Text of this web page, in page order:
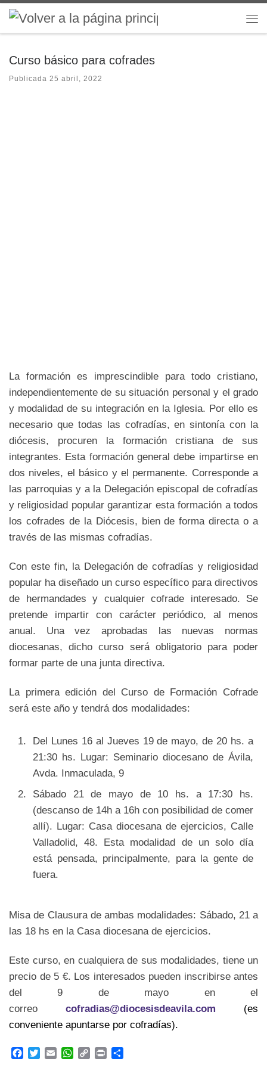
Saltar al contenido
Curso básico para cofrades
Publicada 25 abril, 2022
La formación es imprescindible para todo cristiano,
independientemente de su situación personal y el grado
y modalidad de su integración en la Iglesia. Por ello es
necesario que todas las cofradías, en sintonía con la
diócesis, procuren la formación cristiana de sus
integrantes. Esta formación general debe impartirse en
dos niveles, el básico y el permanente. Corresponde a
las parroquias y a la Delegación episcopal de cofradías
y religiosidad popular garantizar esta formación a todos
los cofrades de la Diócesis, bien de forma directa o a
través de las mismas cofradías.
Con este fin, la Delegación de cofradías y religiosidad
popular ha diseñado un curso específico para directivos
de hermandades y cualquier cofrade interesado. Se
pretende impartir con carácter periódico, al menos
anual. Una vez aprobadas las nuevas normas
diocesanas, dicho curso será obligatorio para poder
formar parte de una junta directiva.
La primera edición del Curso de Formación Cofrade
será este año y tendrá dos modalidades:
Del Lunes 16 al Jueves 19 de mayo, de 20 hs. a
21:30 hs. Lugar: Seminario diocesano de Ávila,
Avda. Inmaculada, 9
Sábado 21 de mayo de 10 hs. a 17:30 hs.
(descanso de 14h a 16h con posibilidad de comer
allí). Lugar: Casa diocesana de ejercicios, Calle
Valladolid, 48. Esta modalidad de un solo día
está pensada, principalmente, para la gente de
fuera.
Misa de Clausura de ambas modalidades: Sábado, 21 a
las 18 hs en la Casa diocesana de ejercicios.
Este curso, en cualquiera de sus modalidades, tiene un
precio de 5 €. Los interesados pueden inscribirse antes
del 9 de mayo en el
correo cofradias@diocesisdeavila.com (es
conveniente apuntarse por cofradías).
W
C